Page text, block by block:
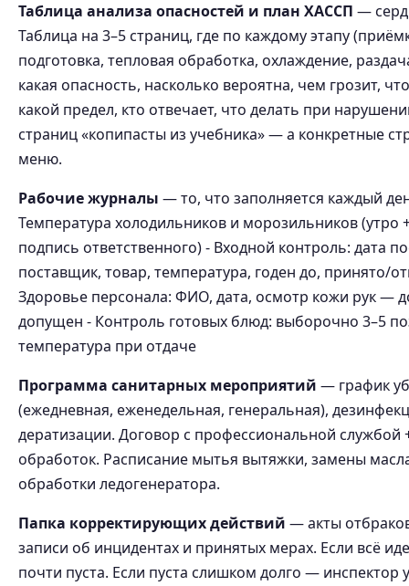
Таблица анализа опасностей и план ХАССП —
Таблица на 3–5 страниц, где по каждому этапу
подготовка, тепловая обработка, охлаждение,
какая опасность, насколько вероятна, чем грозит,
какой предел, кто отвечает, что делать при
страниц «копипасты из учебника» — а конкретные
меню.
Рабочие журналы — то, что заполняется каждый
Температура холодильников и морозильников (утро
подпись ответственного) - Входной контроль: дата
поставщик, товар, температура, годен до, принято/
Здоровье персонала: ФИО, дата, осмотр кожи рук —
допущен - Контроль готовых блюд: выборочно 3–5
температура при отдаче
Программа санитарных мероприятий — график
(ежедневная, еженедельная, генеральная),
дератизации. Договор с профессиональной службой
обработок. Расписание мытья вытяжки, замены
обработки ледогенератора.
Папка корректирующих действий — акты
записи об инцидентах и принятых мерах. Если всё
почти пуста. Если пуста слишком долго — инспектор